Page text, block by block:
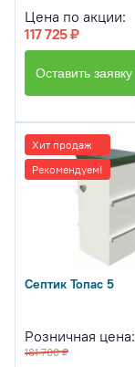
Цена по акции:
117 725 ₽
Оставить заявку
Хит продаж
Рекомендуем!
Септик Топас 5
Розничная цена:
181 700 ₽